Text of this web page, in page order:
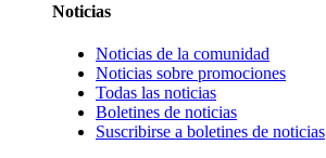
Noticias
Noticias de la comunidad
Noticias sobre promociones
Todas las noticias
Boletines de noticias
Suscribirse a boletines de noticias